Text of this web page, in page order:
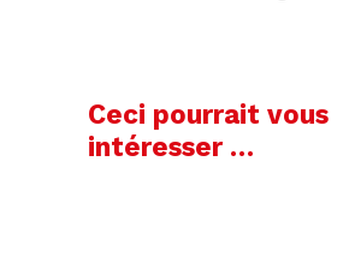
Ceci pourrait vous
intéresser …